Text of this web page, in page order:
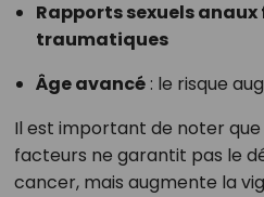
Rapports sexuels
traumatiques
Âge avancé: le risque
Il est important de noter
facteurs ne garantit pas le
cancer, mais augmente la